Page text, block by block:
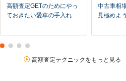
高額査定GETのためにやっ
ておきたい愛車の手入れ
中古車相
見極めよ
高額査定テクニックをもっと見る